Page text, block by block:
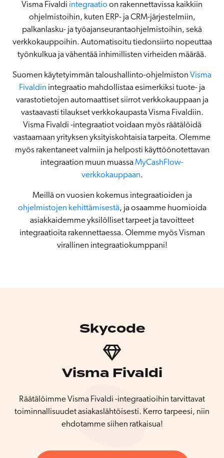
Visma Fivaldi integraatio on rakennettavissa kaikkiin
ohjelmistoihin, kuten ERP- ja CRM-järjestelmiin,
palkanlasku- ja työajanseurantaohjelmistoihin, sekä
verkkokauppoihin. Automatisoitu tiedonsiirto nopeuttaa
työnkulkua ja vähentää inhimillisten virheiden määrää.
Suomen käytetyimmän taloushallinto-ohjelmiston Visma
Fivaldin integraatio mahdollistaa esimerkiksi tuote- ja
varastotietojen automaattiset siirrot verkkokauppaan ja
vastaavasti tilaukset verkkokaupasta Visma Fivaldiin.
Visma Fivaldi -integraatiot voidaan myös räätälöidä
vastaamaan yrityksen yksityiskohtaisia tarpeita. Olemme
myös rakentaneet valmiin ja helposti käyttöönotettavan
integraation muun muassa MyCashFlow-
verkkokauppaan.
Meillä on vuosien kokemus integraatioiden ja
ohjelmistojen kehittämisestä, ja osaamme huomioida
asiakkaidemme yksilölliset tarpeet ja tavoitteet
integraatioita rakennettaessa. Olemme myös Visman
virallinen integraatiokumppani!
Skycode
Visma Fivaldi
Räätälöimme Visma Fivaldi -integraatioihin tarvittavat
toiminnallisuudet asiakaslähtöisesti. Kerro tarpeesi, niin
ehdotamme siihen ratkaisua!